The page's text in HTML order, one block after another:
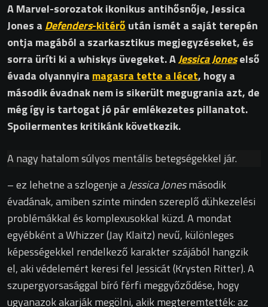
A Marvel-sorozatok ikonikus antihősnője, Jessica
Jones a Defenders-kitérő után ismét a saját terepén
ontja magából a szarkasztikus megjegyzéseket, és
sorra üríti ki a whiskys üvegeket. AJessica Joneselső
évada olyannyira magasra tette a lécet, hogy a
második évadnak nem is sikerült megugrania azt, de
még így is tartogat jó pár emlékezetes pillanatot.
Spoilermentes kritikánk következik.
A nagy hatalom súlyos mentális betegségekkel jár.
– ez lehetne a szlogenje aJessica Jonesmásodik
évadának, amiben szinte minden szereplő dühkezelési
problémákkal és komplexusokkal küzd. A mondat
egyébként a Whizzer (Jay Klaitz) nevű, különleges
képességekkel rendelkező karakter szájából hangzik
el, aki védelemért keresi fel Jessicát (Krysten Ritter). A
szupergyorsasággal bíró férfi meggyőződése, hogy
ugyanazok akarják megölni, akik megteremtették: az